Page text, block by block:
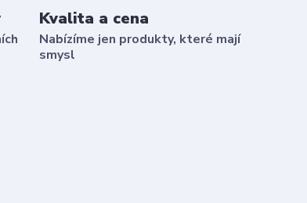
Kvalita a cena
Nabízíme jen produkty, které mají
smysl